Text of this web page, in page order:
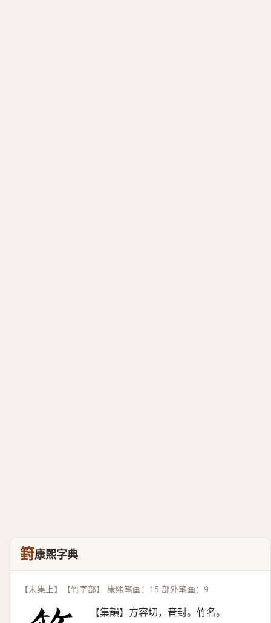
篈康熙字典
【未集上】【竹字部】 康熙笔画：15 部外笔画：9
【集韻】方容切，音封。竹名。